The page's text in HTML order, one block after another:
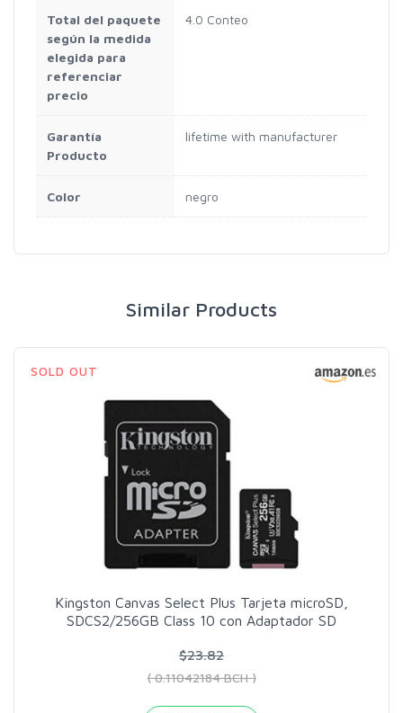
Total del paquete
según la medida
elegida para
referenciar
precio
4.0 Conteo
Garantía
Producto
lifetime with manufacturer
Color negro
Similar Products
SOLD OUT
Kingston Canvas Select Plus Tarjeta microSD,
SDCS2/256GB Class 10 con Adaptador SD
$23.82
( 0.11042184 BCH )